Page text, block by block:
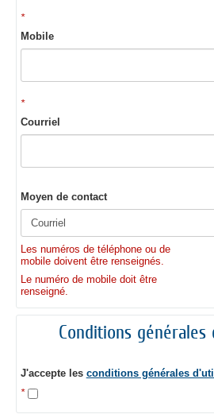
*
Mobile
*
Courriel
Moyen de contact
Les numéros de téléphone ou de
mobile doivent être renseignés.
Le numéro de mobile doit être
renseigné.
Conditions
J'accepte les conditions générales
*